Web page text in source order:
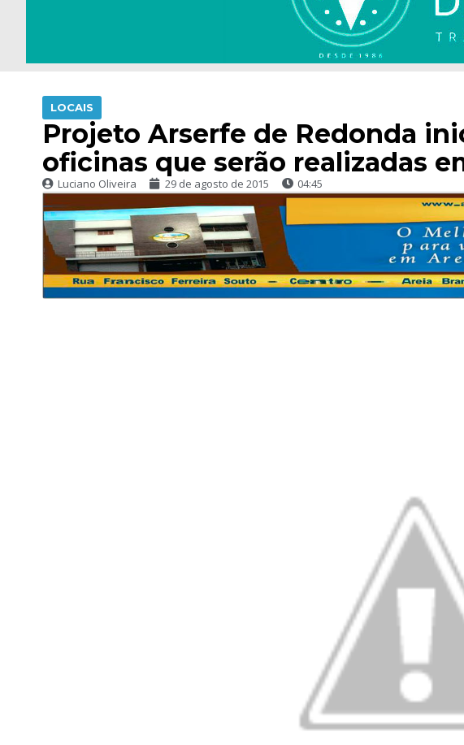
LOCAIS
Projeto Arserfe de Redonda
oficinas que serão realizadas
Luciano Oliveira 29 de agosto de 2015 04:45